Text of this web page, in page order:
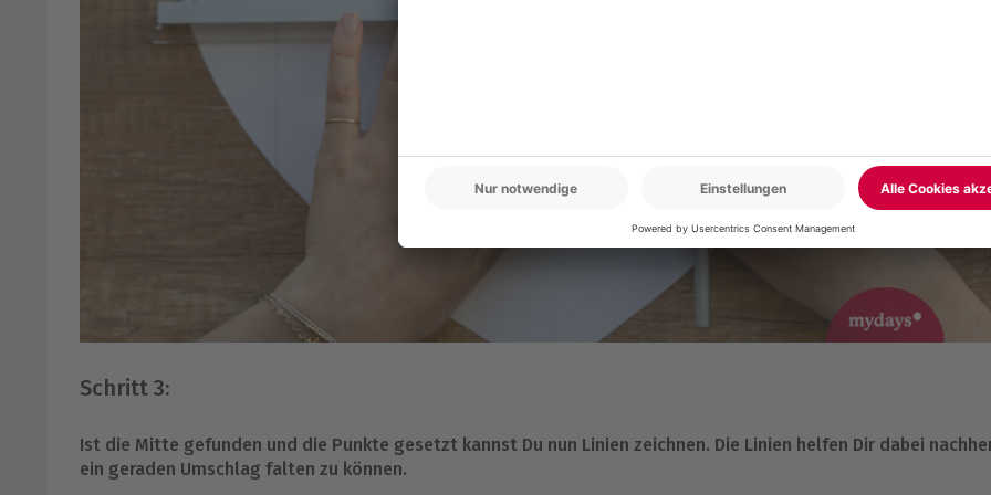
Schritt 3:
Ist die Mitte gefunden und die Punkte gesetzt kannst Du nun Linien zeichnen. Die Linien helfen Dir dabei
ein geraden Umschlag falten zu können.